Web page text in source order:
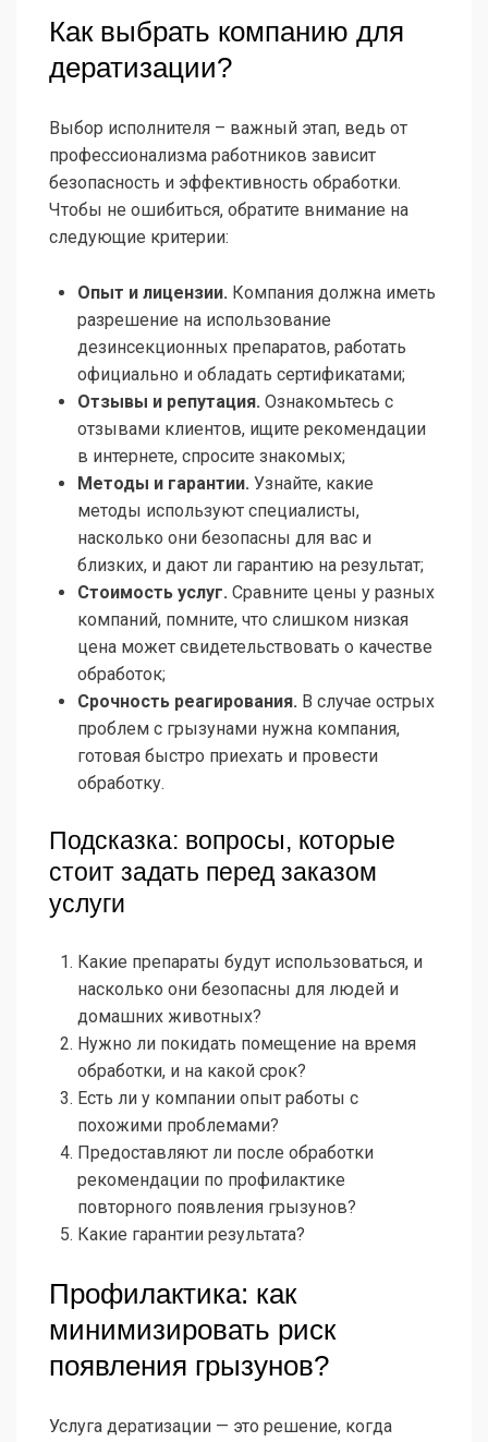
Как выбрать компанию для
дератизации?
Выбор исполнителя – важный этап, ведь от
профессионализма работников зависит
безопасность и эффективность обработки.
Чтобы не ошибиться, обратите внимание на
следующие критерии:
Опыт и лицензии. Компания должна иметь
разрешение на использование
дезинсекционных препаратов, работать
официально и обладать сертификатами;
Отзывы и репутация. Ознакомьтесь с
отзывами клиентов, ищите рекомендации
в интернете, спросите знакомых;
Методы и гарантии. Узнайте, какие
методы используют специалисты,
насколько они безопасны для вас и
близких, и дают ли гарантию на результат;
Стоимость услуг. Сравните цены у разных
компаний, помните, что слишком низкая
цена может свидетельствовать о качестве
обработок;
Срочность реагирования. В случае острых
проблем с грызунами нужна компания,
готовая быстро приехать и провести
обработку.
Подсказка: вопросы, которые
стоит задать перед заказом
услуги
Какие препараты будут использоваться, и
насколько они безопасны для людей и
домашних животных?
Нужно ли покидать помещение на время
обработки, и на какой срок?
Есть ли у компании опыт работы с
похожими проблемами?
Предоставляют ли после обработки
рекомендации по профилактике
повторного появления грызунов?
Какие гарантии результата?
Профилактика: как
минимизировать риск
появления грызунов?
Услуга дератизации — это решение, когда